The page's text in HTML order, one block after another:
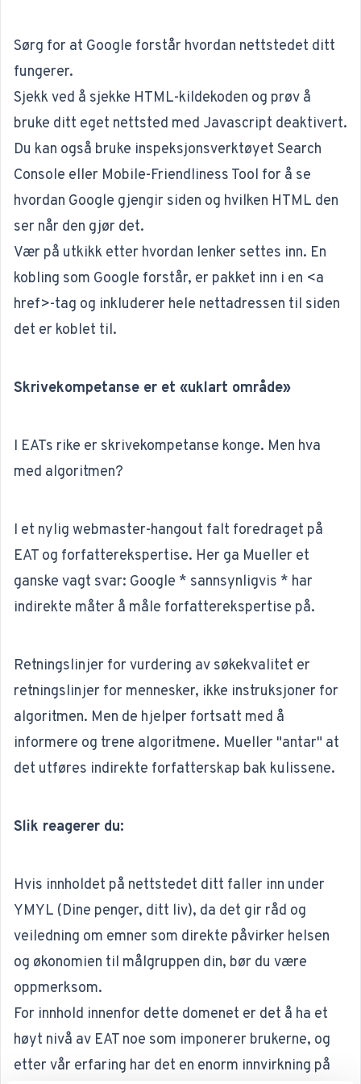
Sørg for at Google forstår hvordan nettstedet ditt
fungerer.
Sjekk ved å sjekke HTML-kildekoden og prøv å
bruke ditt eget nettsted med Javascript deaktivert.
Du kan også bruke inspeksjonsverktøyet Search
Console eller Mobile-Friendliness Tool for å se
hvordan Google gjengir siden og hvilken HTML den
ser når den gjør det.
Vær på utkikk etter hvordan lenker settes inn. En
kobling som Google forstår, er pakket inn i en <a
href>-tag og inkluderer hele nettadressen til siden
det er koblet til.
Skrivekompetanse er et «uklart område»
I EATs rike er skrivekompetanse konge. Men hva
med algoritmen?
I et nylig webmaster-hangout falt foredraget på
EAT og forfatterekspertise. Her ga Mueller et
ganske vagt svar: Google * sannsynligvis * har
indirekte måter å måle forfatterekspertise på.
Retningslinjer for vurdering av søkekvalitet er
retningslinjer for mennesker, ikke instruksjoner for
algoritmen. Men de hjelper fortsatt med å
informere og trene algoritmene. Mueller "antar" at
det utføres indirekte forfatterskap bak kulissene.
Slik reagerer du:
Hvis innholdet på nettstedet ditt faller inn under
YMYL (Dine penger, ditt liv), da det gir råd og
veiledning om emner som direkte påvirker helsen
og økonomien til målgruppen din, bør du være
oppmerksom.
For innhold innenfor dette domenet er det å ha et
høyt nivå av EAT noe som imponerer brukerne, og
etter vår erfaring har det en enorm innvirkning på